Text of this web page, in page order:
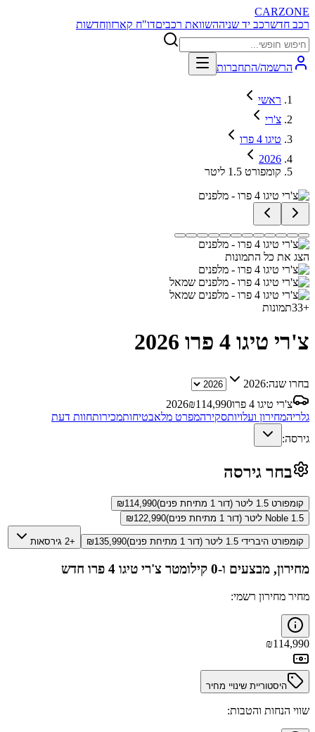
CARZONE
רכב חדשרכב יד שניההשוואת רכביםדו"ח קארזוןחדשות
הרשמה/התחברות
ראשי
צ'רי
טיגו 4 פרו
2026
קומפורט 1.5 ליטר
הצג את כל התמונות
+
33תמונות
צ'רי טיגו 4 פרו 2026
בחרו שנה:2026
צ'רי טיגו 4 פרו
2026₪114,990
גלריהמחירון ועלויותסקירהמפרט מלאבטיחותמכירותחוות דעת
גירסה:
בחר גירסה
קומפורט 1.5 ליטר (דור 1 מתיחת פנים) ₪114,990
Noble 1.5 ליטר (דור 1 מתיחת פנים)
₪122,990
קומפורט היברידי 1.5 ליטר (דור 1 מתיחת פנים) ₪135,990 +2 גירסאות
מחירון, מבצעים ו-0 קילומטר צ'רי טיגו 4 פרו חדש
מחיר מחירון רשמי:
₪114,990
היסטוריית שינויי מחיר
שווי הנחות והטבות: